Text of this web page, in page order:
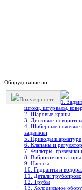
Оборудование по:
Популярности
1.
штоки, штурвалы,
2. Шаровые краны
3. Дисковые
4. Шиберные ножевые
задвижки
5. Приводы к арматуре
6. Клапаны и
7. Фильтры, грязевики
8. Виброкомпенсаторы
9. Насосы
10. Гидранты и
11. Детали
12. Трубы
13. Холодильное